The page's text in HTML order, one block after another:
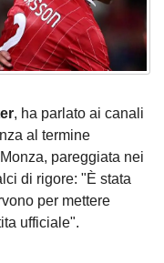
, ha parlato ai canali
al termine
pareggiata nei
di rigore: "È stata
per mettere
ufficiale".